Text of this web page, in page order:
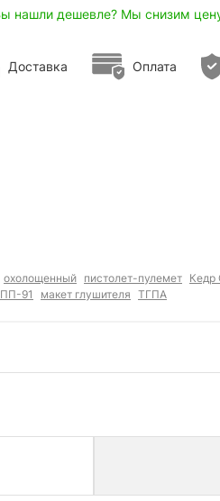
нашли дешевле? Мы снизим
Доставка Оплата
охолощенный пистолет-пулемет Кедр
ПП-91
макет глушителя ТГПА